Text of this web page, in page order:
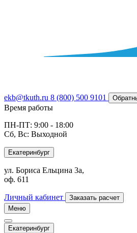
ekb@tkuth.ru 8 (800) 500 9101
Время работы
ПН-ПТ: 9:00 - 18:00
Сб, Вс: Выходной
Екатеринбург
ул. Бориса Ельцина 3а,
оф. 611
Личный кабинет
Заказать расчет
Меню
Екатеринбург